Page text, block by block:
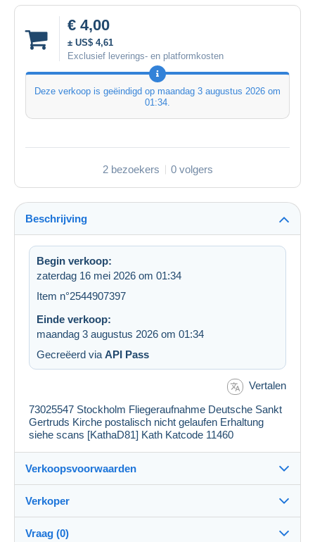
€ 4,00
± US$ 4,61
Exclusief leverings- en platformkosten
Deze verkoop is geëindigd op maandag 3 augustus 2026 om
01:34.
2 bezoekers 0 volgers
Beschrijving
Begin verkoop:
zaterdag 16 mei 2026 om 01:34
Item n°2544907397
Einde verkoop:
maandag 3 augustus 2026 om 01:34
Gecreëerd via API Pass
Vertalen
73025547 Stockholm Fliegeraufnahme Deutsche Sankt
Gertruds Kirche postalisch nicht gelaufen Erhaltung
siehe scans [KathaD81] Kath Katcode 11460
Verkoopsvoorwaarden
Details van de verkoopvoorwaarden
Verkoper
Vraag (0)